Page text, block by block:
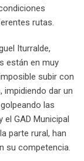
rutas.
Iturralde,
están en muy
subir con
impidiendo dar un
las
GAD Municipal
parte rural, han
su competencia.